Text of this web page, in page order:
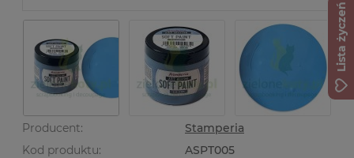
Producent:
Stamperia
Kod produktu:
ASPT005
Lista życzeń